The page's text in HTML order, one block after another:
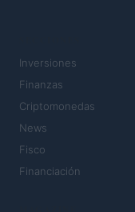
Inversiones
Finanzas
Criptomonedas
News
Fisco
Financiación